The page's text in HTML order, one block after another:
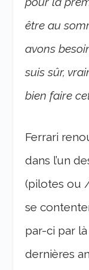
être au
avons
suis sûr,
bien faire
Ferrari
dans l’un
(pilotes ou
se
par-ci par
dernières